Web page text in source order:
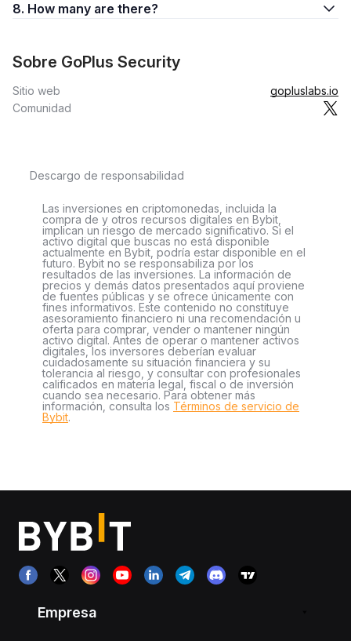
8. How many are there?
Sobre GoPlus Security
Sitio web
gopluslabs.io
Comunidad
Descargo de responsabilidad
Las inversiones en criptomonedas, incluida la
compra de y otros recursos digitales en Bybit,
implican un riesgo de mercado significativo. Si el
activo digital que buscas no está disponible
actualmente en Bybit, podría estar disponible en el
futuro. Bybit no se responsabiliza por los
resultados de las inversiones. La información de
precios y demás datos presentados aquí proviene
de fuentes públicas y se ofrece únicamente con
fines informativos. Este contenido no constituye
asesoramiento financiero ni una recomendación u
oferta para comprar, vender o mantener ningún
activo digital. Antes de operar o mantener activos
digitales, los inversores deberían evaluar
cuidadosamente su situación financiera y su
tolerancia al riesgo, y consultar con profesionales
calificados en materia legal, fiscal o de inversión
cuando sea necesario. Para obtener más
información, consulta los Términos de servicio de
Bybit.
Empresa